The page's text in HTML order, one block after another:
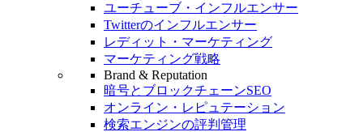
ユーチューブ・インフルエンサー
Twitterのインフルエンサー
レディット・マーケティング
マーケティング戦略
Brand & Reputation
暗号とブロックチェーンSEO
オンライン・レピュテーション
検索エンジンの評判管理